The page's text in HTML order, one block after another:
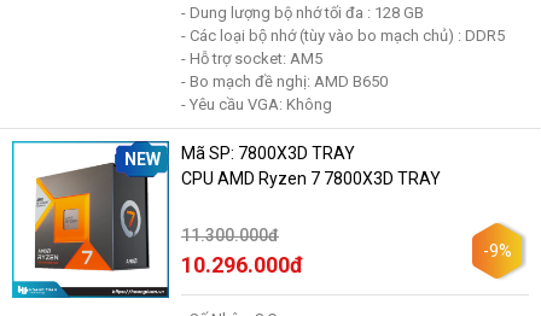
- Dung lượng bộ nhớ tối đa : 128 GB
- Các loại bộ nhớ (tùy vào bo mạch chủ) : DDR5
- Hỗ trợ socket: AM5
- Bo mạch đề nghị: AMD B650
- Yêu cầu VGA: Không
NEW
Mã SP: 7800X3D TRAY
CPU AMD Ryzen 7 7800X3D TRAY
11.300.000đ
10.296.000đ
-9%